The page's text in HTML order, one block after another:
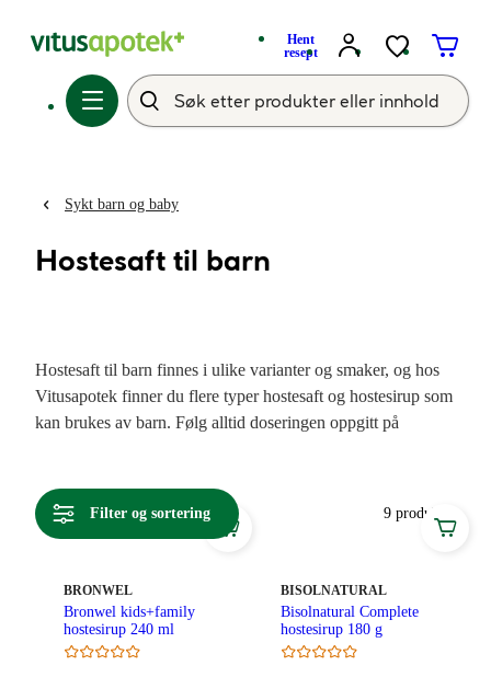
Hent
resept
Sykt barn og baby
Hostesaft til barn
Hostesaft til barn finnes i ulike varianter og smaker, og hos
Vitusapotek finner du flere typer hostesaft og hostesirup som
kan brukes av barn. Følg alltid doseringen oppgitt på
mens slimløsende midler kan benyttes ved slimhoste og mye
slim i luftveien. Noen av våre hostesafter til barn kan også
Filter og sortering 9 produkter
MERKE:
BRONWEL
Bronwel kids+family
hostesirup 240 ml
MERKE:
BISOLNATURAL
Bisolnatural Complete
hostesirup 180 g